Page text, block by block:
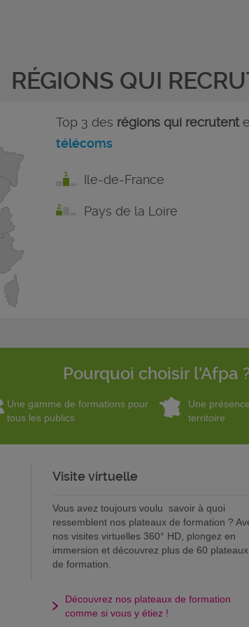
RÉGIONS QUI
Top 3 des régions qui recrutent
télécoms
Ile-de-France
Pays de la Loire
Pourquoi choisir l'Afpa
Une gamme de formations pour
tous les publics
Une
territoire
Visite virtuelle
Vous avez toujours voulu savoir à quoi
ressemblent nos plateaux de formation ?
nos visites virtuelles 360° HD, plongez en
immersion et découvrez plus de 60 plateaux
de formation.
Découvrez nos plateaux de formation
comme si vous y étiez !